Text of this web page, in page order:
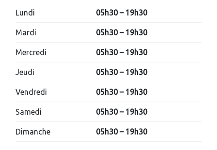
Lundi 05h30 – 19h30
Mardi 05h30 – 19h30
Mercredi 05h30 – 19h30
Jeudi 05h30 – 19h30
Vendredi 05h30 – 19h30
Samedi 05h30 – 19h30
Dimanche 05h30 – 19h30